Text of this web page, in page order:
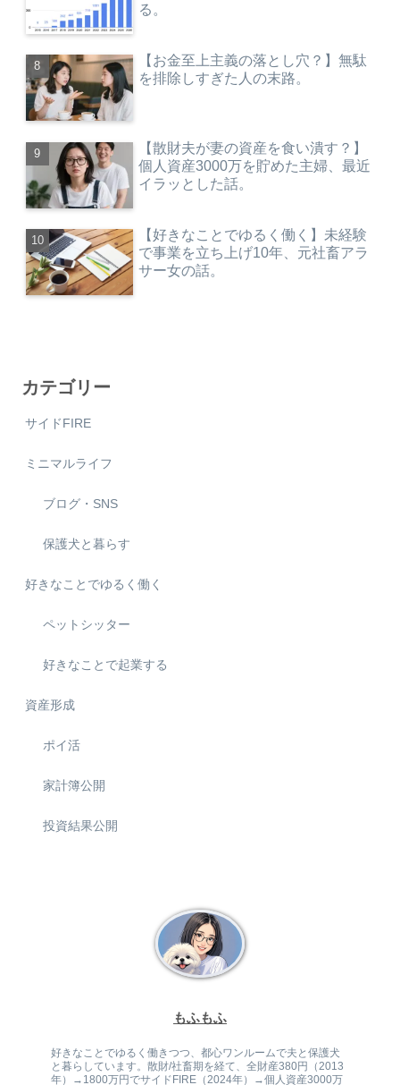
る。
【お金至上主義の落とし穴？】無駄
を排除しすぎた人の末路。
【散財夫が妻の資産を食い潰す？】
個人資産3000万を貯めた主婦、最近
イラッとした話。
【好きなことでゆるく働く】未経験
で事業を立ち上げ10年、元社畜アラ
サー女の話。
カテゴリー
サイドFIRE
ミニマルライフ
ブログ・SNS
保護犬と暮らす
好きなことでゆるく働く
ペットシッター
好きなことで起業する
資産形成
ポイ活
家計簿公開
投資結果公開
もふもふ
好きなことでゆるく働きつつ、都心ワンルームで夫と保護犬
と暮らしています。散財/社畜期を経て、全財産380円（2013
年）→1800万円でサイドFIRE（2024年）→個人資産3000万